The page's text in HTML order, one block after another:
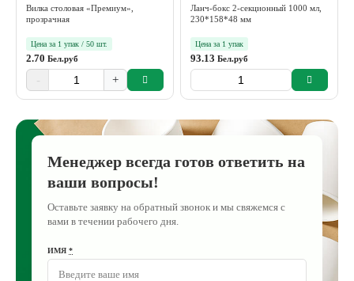
Вилка столовая «Премиум»,
прозрачная
Цена за 1 упак / 50 шт.
2.70 Бел.руб
- +
Ланч-бокс 2-секционный 1000 мл,
230*158*48 мм
Цена за 1 упак
93.13 Бел.руб
Менеджер всегда готов ответить на
ваши вопросы!
Оставьте заявку на обратный звонок и мы свяжемся с
вами в течении рабочего дня.
ИМЯ *